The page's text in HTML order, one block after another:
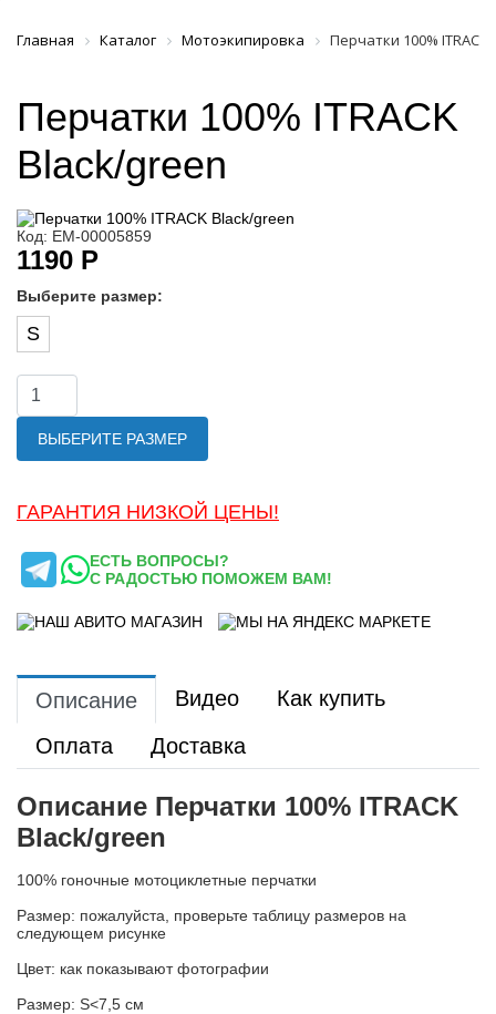
Главная Каталог Мотоэкипировка Перчатки 100%
Перчатки 100% ITRACK
Black/green
Код: ЕМ-00005859
1190 Р
Выберите размер:
S
ВЫБЕРИТЕ РАЗМЕР
ГАРАНТИЯ НИЗКОЙ ЦЕНЫ!
ЕСТЬ ВОПРОСЫ?
С РАДОСТЬЮ ПОМОЖЕМ ВАМ!
Описание Видео
Как купить
Оплата
Доставка
Описание Перчатки 100% ITRACK
Black/green
100% гоночные мотоциклетные перчатки
Размер: пожалуйста, проверьте таблицу размеров на
следующем рисунке
Цвет: как показывают фотографии
Размер: S<7,5 см